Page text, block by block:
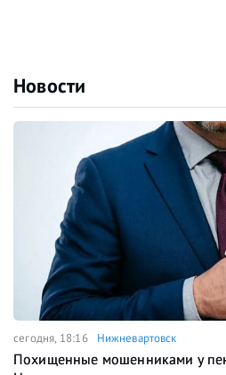
Новости
сегодня, 18:16 Нижневартовск
Похищенные мошенниками у